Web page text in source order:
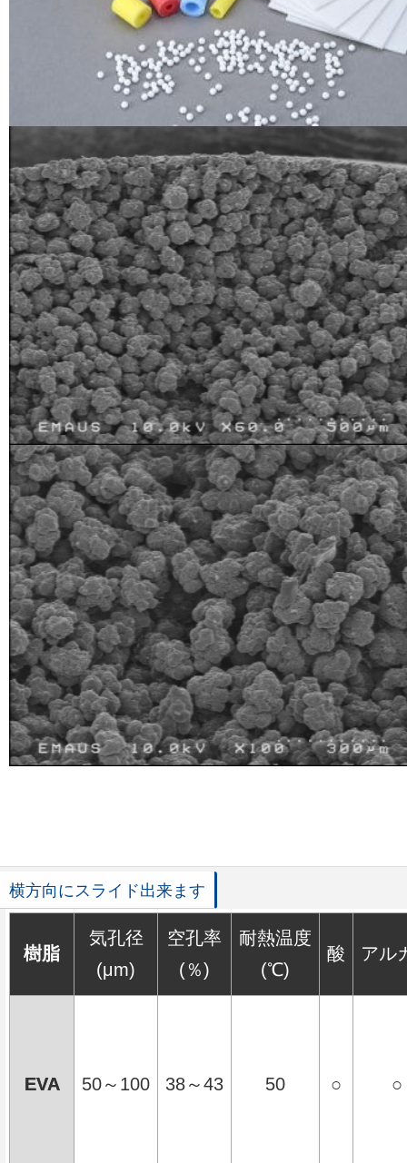
樹脂
気孔径
(μm)
空孔率
(％)
耐熱温度
(℃)
酸 アル
EVA 50～100 38～43 50 ○ ○